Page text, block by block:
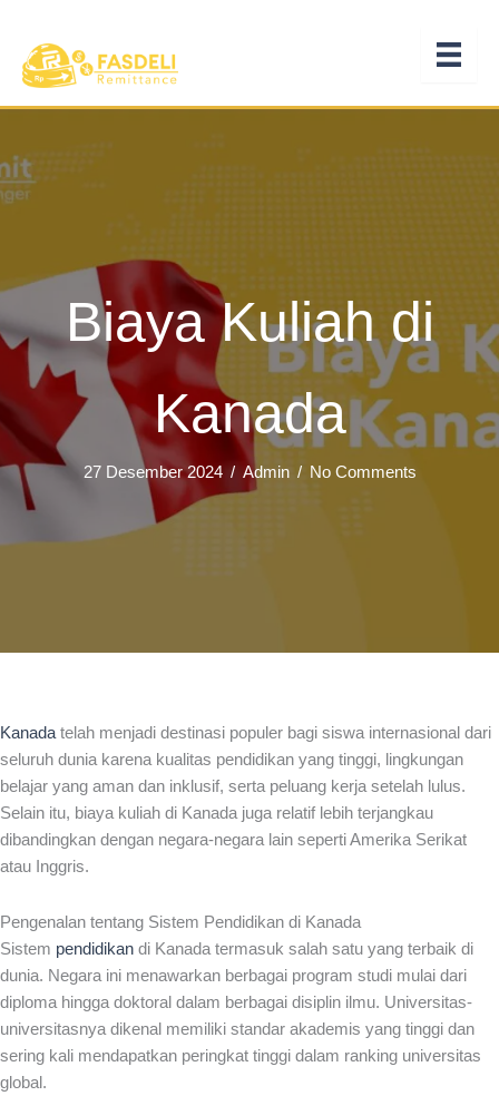
konten
Biaya Kuliah di
Kanada
27 Desember 2024 / Admin / No Comments
Kanada telah menjadi destinasi populer bagi siswa internasional dari
seluruh dunia karena kualitas pendidikan yang tinggi, lingkungan
belajar yang aman dan inklusif, serta peluang kerja setelah lulus.
Selain itu, biaya kuliah di Kanada juga relatif lebih terjangkau
dibandingkan dengan negara-negara lain seperti Amerika Serikat
atau Inggris.
Pengenalan tentang Sistem Pendidikan di Kanada
Sistem pendidikan di Kanada termasuk salah satu yang terbaik di
dunia. Negara ini menawarkan berbagai program studi mulai dari
diploma hingga doktoral dalam berbagai disiplin ilmu. Universitas-
universitasnya dikenal memiliki standar akademis yang tinggi dan
sering kali mendapatkan peringkat tinggi dalam ranking universitas
global.